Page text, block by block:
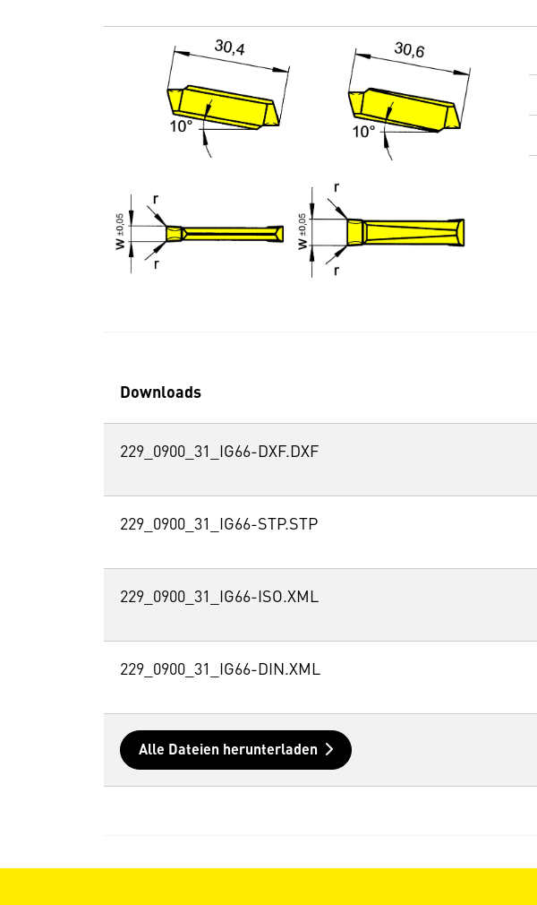
Downloads
229_0900_31_IG66-DXF.DXF
229_0900_31_IG66-STP.STP
229_0900_31_IG66-ISO.XML
229_0900_31_IG66-DIN.XML
Alle Dateien herunterladen